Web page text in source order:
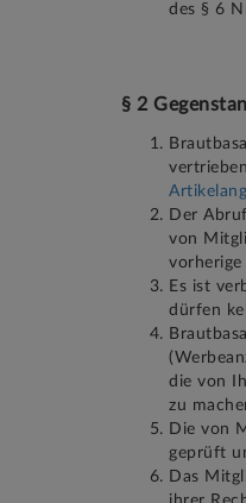
des § 6
§ 2
Der
von
Es ist
dürfen
die von
zu
Die von
geprüft
Das